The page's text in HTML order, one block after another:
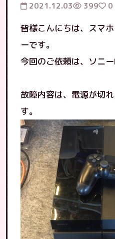
2021.12.03 399 0
皆様こんにちは、スマ
ーです。
今回のご依頼は、ソニー
故障内容は、電源が切
す。